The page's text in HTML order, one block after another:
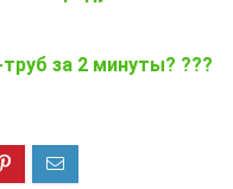
за 2 минуты? ???